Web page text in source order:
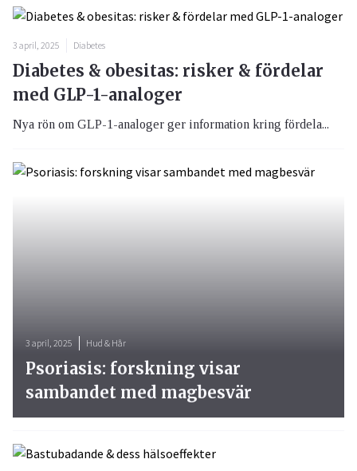
3 april, 2025 Diabetes
Diabetes & obesitas: risker & fördelar
med GLP-1-analoger
Nya rön om GLP-1-analoger ger information kring fördela...
3 april, 2025 Hud & Hår
Psoriasis: forskning visar
sambandet med magbesvär